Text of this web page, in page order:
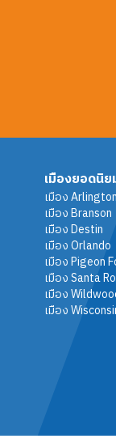
เมืองยอดนิย
เมืองArlington
เมืองBranson
เมืองDestin
เมืองOrlando
เมืองPigeon
เมืองSanta
เมือง
เมือง